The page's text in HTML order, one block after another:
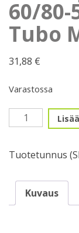
60/
Tubo
31,88 €
Varastossa
27,5+"
prestavent.
584mm.
Tubo
MTB-
Tuotetunnus
Kuvaus